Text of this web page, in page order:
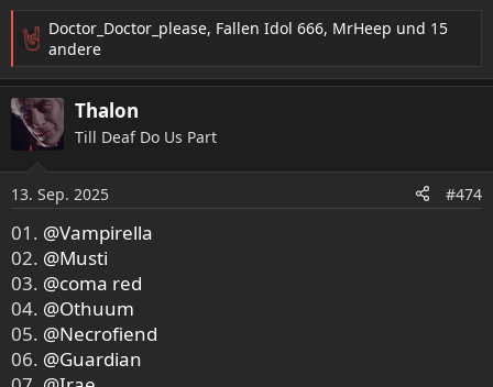
R
a
k
o
n
e
n
:
Doctor_Doctor_please, Fallen Idol 666, MrHeep und 15
andere
Thalon
Till Deaf Do Us Part
13. Sep. 2025 #474
01. @Vampirella
02. @Musti
03. @coma red
04. @Othuum
05. @Necrofiend
06. @Guardian